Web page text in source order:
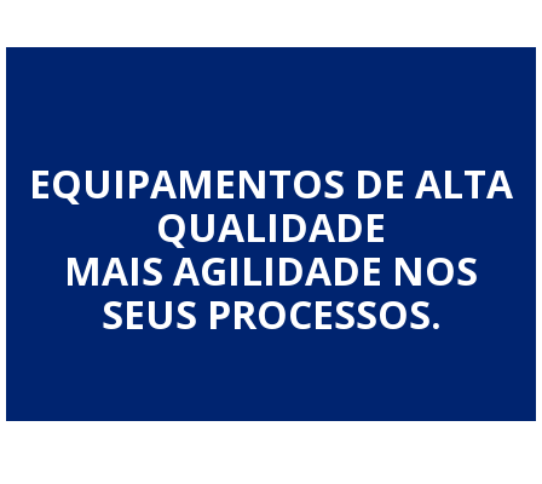
EQUIPAMENTOS DE ALTA
QUALIDADE
MAIS AGILIDADE NOS
SEUS PROCESSOS.